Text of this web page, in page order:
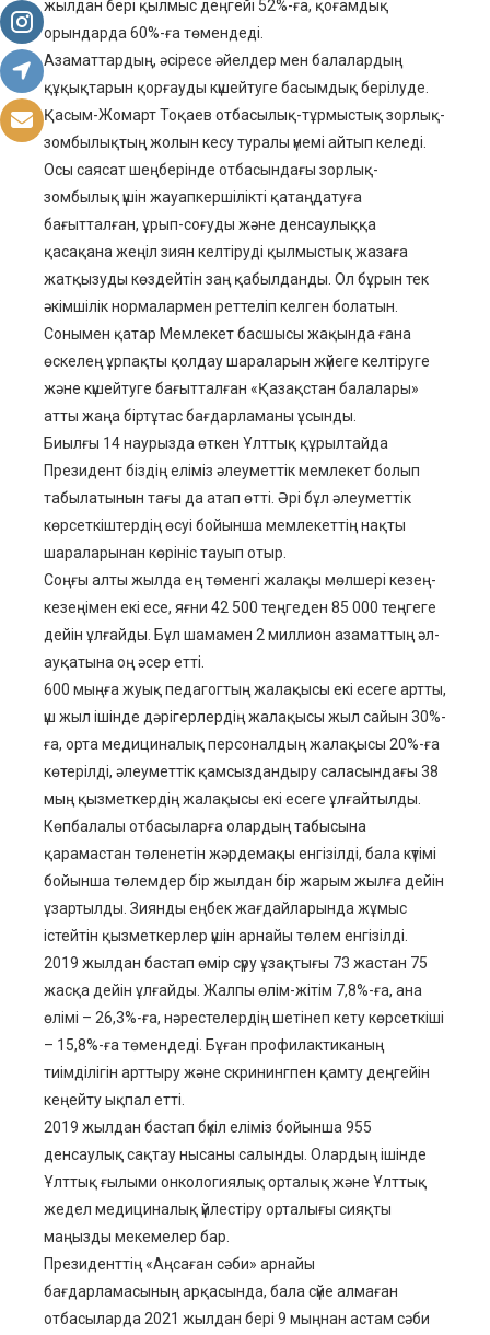
жылдан бері қылмыс деңгейі 52%-ға, қоғамдық
орындарда 60%-ға төмендеді.
Азаматтардың, әсіресе әйелдер мен балалардың
құқықтарын қорғауды күшейтуге басымдық берілуде.
Қасым-Жомарт Тоқаев отбасылық-тұрмыстық зорлық-
зомбылықтың жолын кесу туралы үнемі айтып келеді.
Осы саясат шеңберінде отбасындағы зорлық-
зомбылық үшін жауапкершілікті қатаңдатуға
бағытталған, ұрып-соғуды және денсаулыққа
қасақана жеңіл зиян келтіруді қылмыстық жазаға
жатқызуды көздейтін заң қабылданды. Ол бұрын тек
әкімшілік нормалармен реттеліп келген болатын.
Сонымен қатар Мемлекет басшысы жақында ғана
өскелең ұрпақты қолдау шараларын жүйеге келтіруге
және күшейтуге бағытталған «Қазақстан балалары»
атты жаңа біртұтас бағдарламаны ұсынды.
Биылғы 14 наурызда өткен Ұлттық құрылтайда
Президент біздің еліміз әлеуметтік мемлекет болып
табылатынын тағы да атап өтті. Әрі бұл әлеуметтік
көрсеткіштердің өсуі бойынша мемлекеттің нақты
шараларынан көрініс тауып отыр.
Соңғы алты жылда ең төменгі жалақы мөлшері кезең-
кезеңімен екі есе, яғни 42 500 теңгеден 85 000 теңгеге
дейін ұлғайды. Бұл шамамен 2 миллион азаматтың әл-
ауқатына оң әсер етті.
600 мыңға жуық педагогтың жалақысы екі есеге артты,
үш жыл ішінде дәрігерлердің жалақысы жыл сайын 30%-
ға, орта медициналық персоналдың жалақысы 20%-ға
көтерілді, әлеуметтік қамсыздандыру саласындағы 38
мың қызметкердің жалақысы екі есеге ұлғайтылды.
Көпбалалы отбасыларға олардың табысына
қарамастан төленетін жәрдемақы енгізілді, бала күтімі
бойынша төлемдер бір жылдан бір жарым жылға дейін
ұзартылды. Зиянды еңбек жағдайларында жұмыс
істейтін қызметкерлер үшін арнайы төлем енгізілді.
2019 жылдан бастап өмір сүру ұзақтығы 73 жастан 75
жасқа дейін ұлғайды. Жалпы өлім-жітім 7,8%-ға, ана
өлімі – 26,3%-ға, нәрестелердің шетінеп кету көрсеткіші
– 15,8%-ға төмендеді. Бұған профилактиканың
тиімділігін арттыру және скринингпен қамту деңгейін
кеңейту ықпал етті.
2019 жылдан бастап бүкіл еліміз бойынша 955
денсаулық сақтау нысаны салынды. Олардың ішінде
Ұлттық ғылыми онкологиялық орталық және Ұлттық
жедел медициналық үйлестіру орталығы сияқты
маңызды мекемелер бар.
Президенттің «Аңсаған сәби» арнайы
бағдарламасының арқасында, бала сүйе алмаған
отбасыларда 2021 жылдан бері 9 мыңнан астам сәби